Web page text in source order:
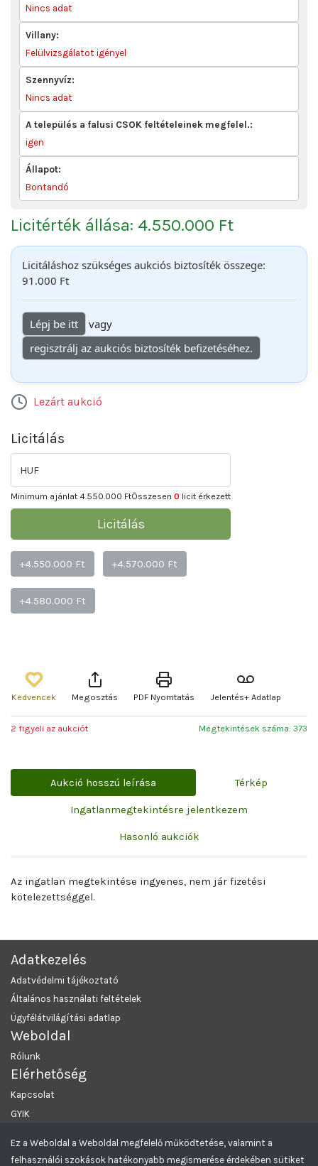
Nincs adat
Villany:
Felülvizsgálatot igényel
Szennyvíz:
Nincs adat
A település a falusi CSOK feltételeinek megfelel.:
igen
Állapot:
Bontandó
Licitérték állása: 4.550.000 Ft
Licitáláshoz szükséges aukciós biztosíték összege:
91.000 Ft
Lépj be itt
vagy
regisztrálj az aukciós biztosíték befizetéséhez.
Lezárt aukció
Licitálás
HUF
Minimum ajánlat 4.550.000 FtÖsszesen 0 licit érkezett
Licitálás
+4.550.000 Ft +4.570.000 Ft
+4.580.000 Ft
Kedvencek Megosztás PDF Nyomtatás Jelentés+ Adatlap
2 figyeli az aukciót Megtekintések száma: 373
Aukció hosszú leírása Térkép
Ingatlanmegtekintésre jelentkezem
Hasonló aukciók
Az ingatlan megtekintése ingyenes, nem jár fizetési
kötelezettséggel.
Adatkezelés
Adatvédelmi tájékoztató
Általános használati feltételek
Ügyfélátvilágítási adatlap
Weboldal
Rólunk
Elérhetőség
Kapcsolat
GYIK
MRKL Budapest© 2026 Minden Jog Fenntartva.
Ez a Weboldal a Weboldal megfelelő működtetése, valamint a
felhasználói szokások hatékonyabb megismerése érdekében sütiket